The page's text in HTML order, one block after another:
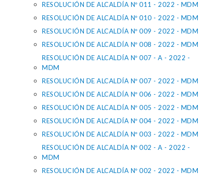
RESOLUCIÓN DE ALCALDÍA Nº 011 - 2022 - MDM
RESOLUCIÓN DE ALCALDÍA Nº 010 - 2022 - MDM
RESOLUCIÓN DE ALCALDÍA Nº 009 - 2022 - MDM
RESOLUCIÓN DE ALCALDÍA Nº 008 - 2022 - MDM
RESOLUCIÓN DE ALCALDÍA Nº 007 - A - 2022 -
MDM
RESOLUCIÓN DE ALCALDÍA Nº 007 - 2022 - MDM
RESOLUCIÓN DE ALCALDÍA Nº 006 - 2022 - MDM
RESOLUCIÓN DE ALCALDÍA Nº 005 - 2022 - MDM
RESOLUCIÓN DE ALCALDÍA Nº 004 - 2022 - MDM
RESOLUCIÓN DE ALCALDÍA Nº 003 - 2022 - MDM
RESOLUCIÓN DE ALCALDÍA Nº 002 - A - 2022 -
MDM
RESOLUCIÓN DE ALCALDÍA Nº 002 - 2022 - MDM